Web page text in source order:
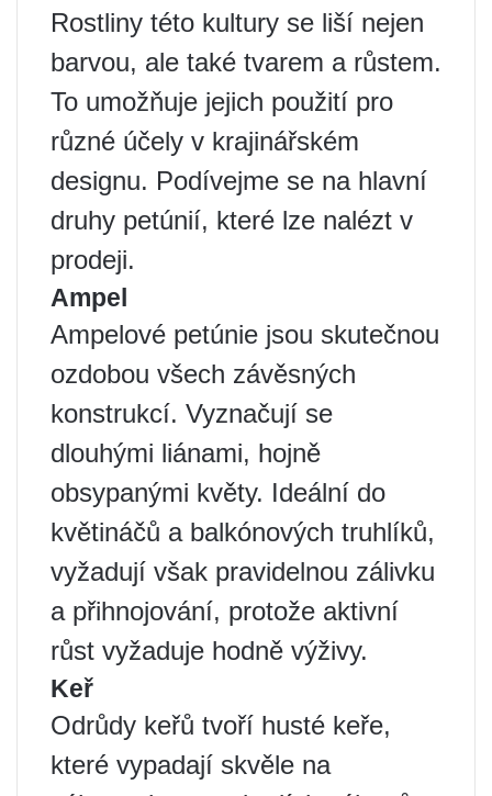
Rostliny této kultury se liší nejen
barvou, ale také tvarem a růstem.
To umožňuje jejich použití pro
různé účely v krajinářském
designu. Podívejme se na hlavní
druhy petúnií, které lze nalézt v
prodeji.
Ampel
Ampelové petúnie jsou skutečnou
ozdobou všech závěsných
konstrukcí. Vyznačují se
dlouhými liánami, hojně
obsypanými květy. Ideální do
květináčů a balkónových truhlíků,
vyžadují však pravidelnou zálivku
a přihnojování, protože aktivní
růst vyžaduje hodně výživy.
Keř
Odrůdy keřů tvoří husté keře,
které vypadají skvěle na